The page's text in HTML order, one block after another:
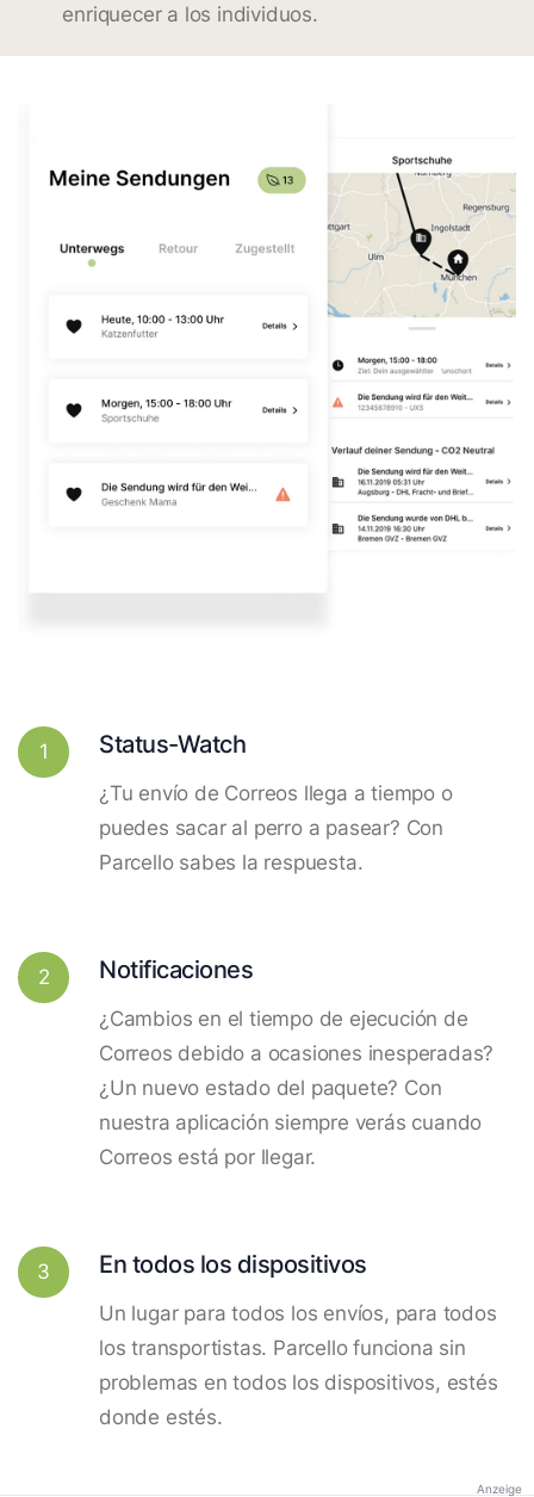
enriquecer a los individuos.
1 Status-Watch
¿Tu envío de Correos llega a tiempo o
puedes sacar al perro a pasear? Con
Parcello sabes la respuesta.
2 Notificaciones
¿Cambios en el tiempo de ejecución de
Correos debido a ocasiones inesperadas?
¿Un nuevo estado del paquete? Con
nuestra aplicación siempre verás cuando
Correos está por llegar.
3 En todos los dispositivos
Un lugar para todos los envíos, para todos
los transportistas. Parcello funciona sin
problemas en todos los dispositivos, estés
donde estés.
Anzeige